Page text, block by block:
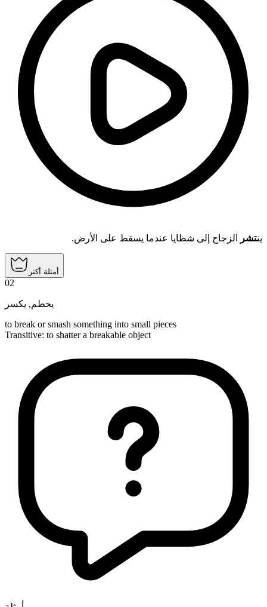
ينتشر الزجاج إلى شظايا عندما يسقط على الأرض.
أمثلة أكثر
02
يحطم, يكسر
to break or smash something into small pieces
Transitive: to shattera breakable object